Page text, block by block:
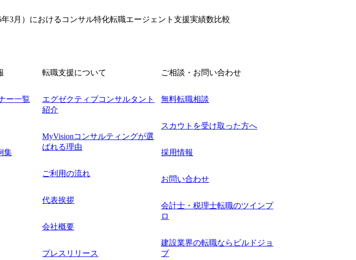
3月）におけるコンサル特化転職エージェント支援実績数比較
ー一覧
集
転職支援について
エグゼクティブコンサルタント
紹介
MyVisionコンサルティングが選
ばれる理由
ご利用の流れ
代表挨拶
会社概要
プレスリリース
ご相談・お問い合わせ
無料転職相談
スカウトを受け取った方へ
採用情報
お問い合わせ
会計士・税理士転職のツインプ
ロ
建設業界の転職ならビルドジョ
ブ